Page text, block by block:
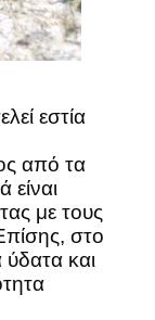
εστία
από τα
είναι
με τους
στο
και